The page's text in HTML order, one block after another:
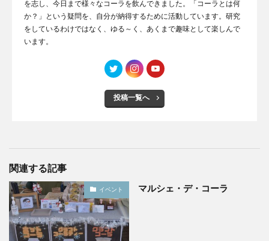
を志し、今日まで様々なコーラを飲んできました。「コーラとは何
か？」という疑問を、自分が納得するために活動しています。研究
をしているわけではなく、ゆる～く、あくまで趣味として楽しんで
います。
投稿一覧へ
関連する記事
イベント マルシェ・デ・コーラ